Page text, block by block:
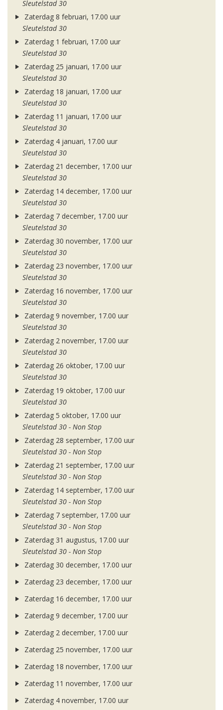
Sleutelstad 30
Zaterdag 8 februari, 17.00 uur
Sleutelstad 30
Zaterdag 1 februari, 17.00 uur
Sleutelstad 30
Zaterdag 25 januari, 17.00 uur
Sleutelstad 30
Zaterdag 18 januari, 17.00 uur
Sleutelstad 30
Zaterdag 11 januari, 17.00 uur
Sleutelstad 30
Zaterdag 4 januari, 17.00 uur
Sleutelstad 30
Zaterdag 21 december, 17.00 uur
Sleutelstad 30
Zaterdag 14 december, 17.00 uur
Sleutelstad 30
Zaterdag 7 december, 17.00 uur
Sleutelstad 30
Zaterdag 30 november, 17.00 uur
Sleutelstad 30
Zaterdag 23 november, 17.00 uur
Sleutelstad 30
Zaterdag 16 november, 17.00 uur
Sleutelstad 30
Zaterdag 9 november, 17.00 uur
Sleutelstad 30
Zaterdag 2 november, 17.00 uur
Sleutelstad 30
Zaterdag 26 oktober, 17.00 uur
Sleutelstad 30
Zaterdag 19 oktober, 17.00 uur
Sleutelstad 30
Zaterdag 5 oktober, 17.00 uur
Sleutelstad 30 - Non Stop
Zaterdag 28 september, 17.00 uur
Sleutelstad 30 - Non Stop
Zaterdag 21 september, 17.00 uur
Sleutelstad 30 - Non Stop
Zaterdag 14 september, 17.00 uur
Sleutelstad 30 - Non Stop
Zaterdag 7 september, 17.00 uur
Sleutelstad 30 - Non Stop
Zaterdag 31 augustus, 17.00 uur
Sleutelstad 30 - Non Stop
Zaterdag 30 december, 17.00 uur
Zaterdag 23 december, 17.00 uur
Zaterdag 16 december, 17.00 uur
Zaterdag 9 december, 17.00 uur
Zaterdag 2 december, 17.00 uur
Zaterdag 25 november, 17.00 uur
Zaterdag 18 november, 17.00 uur
Zaterdag 11 november, 17.00 uur
Zaterdag 4 november, 17.00 uur